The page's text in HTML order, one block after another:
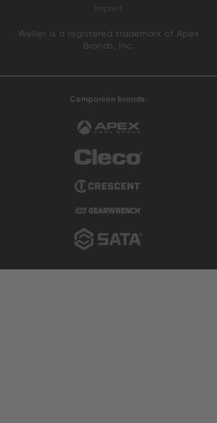
Imprint
Weller is a registered trademark of Apex
Brands, Inc.
Companion brands: